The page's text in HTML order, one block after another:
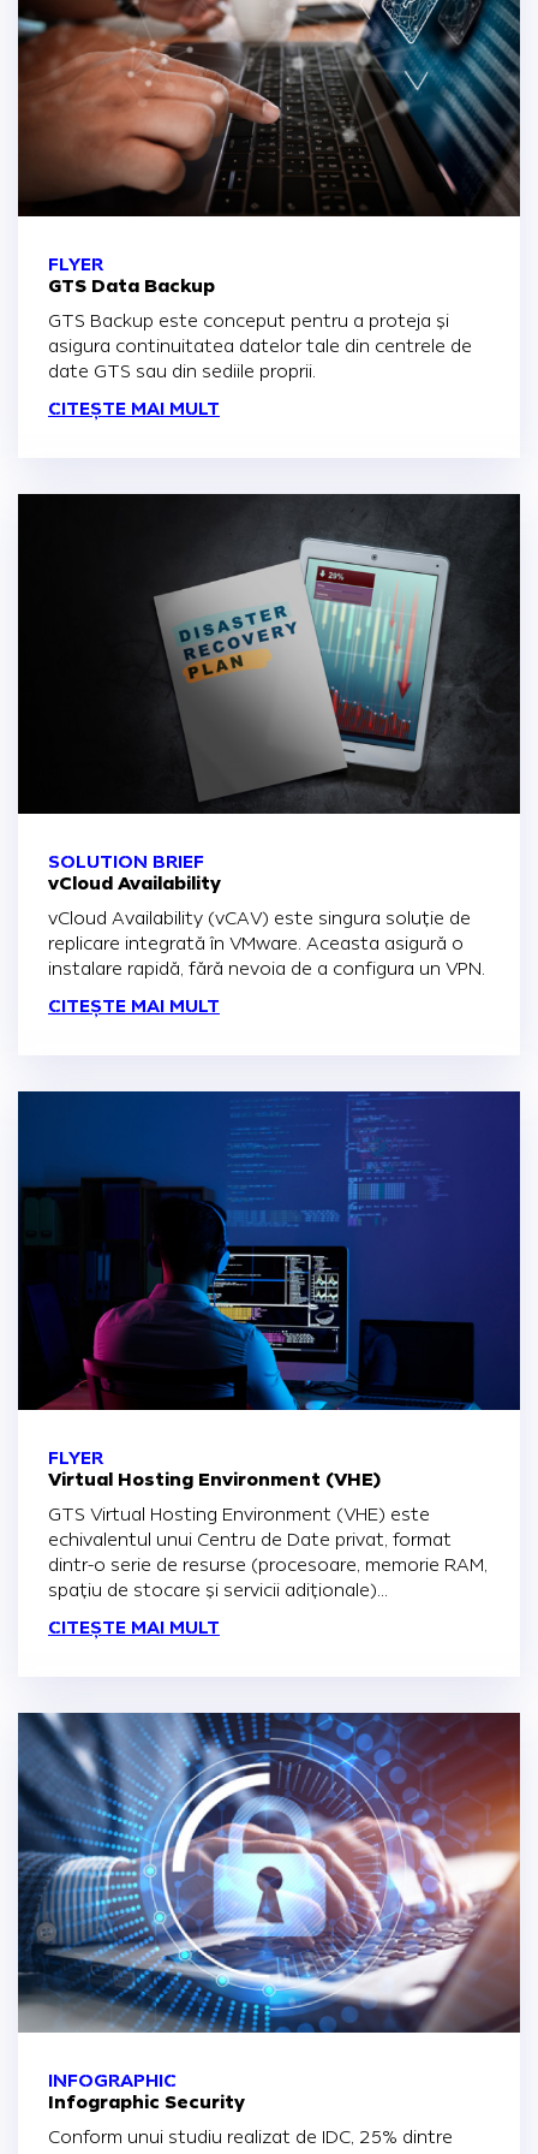
FLYER
GTS Data Backup
GTS Backup este conceput pentru a proteja și
asigura continuitatea datelor tale din centrele de
date GTS sau din sediile proprii.
CITEȘTE MAI MULT
SOLUTION BRIEF
vCloud Availability
vCloud Availability (vCAV) este singura soluție de
replicare integrată în VMware. Aceasta asigură o
instalare rapidă, fără nevoia de a configura un VPN.
CITEȘTE MAI MULT
FLYER
Virtual Hosting Environment (VHE)
GTS Virtual Hosting Environment (VHE) este
echivalentul unui Centru de Date privat, format
dintr-o serie de resurse (procesoare, memorie RAM,
spațiu de stocare și servicii adiționale)...
CITEȘTE MAI MULT
INFOGRAPHIC
Infographic Security
Conform unui studiu realizat de IDC, 25% dintre